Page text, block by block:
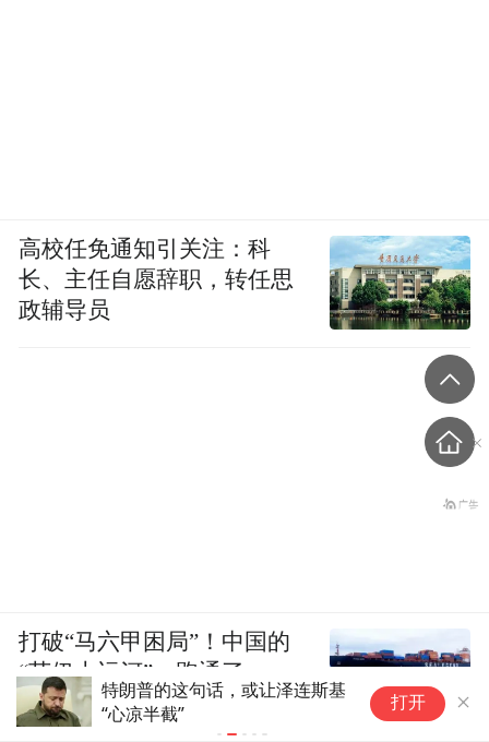
俄罗斯空袭不断升级，泽连连斯
基要求部署防空系统的请求无人
打开
高校任免通知引关注：科
长、主任自愿辞职，转任思
政辅导员
打破“马六甲困局”！中国的
“苏伊士运河”，跑通了